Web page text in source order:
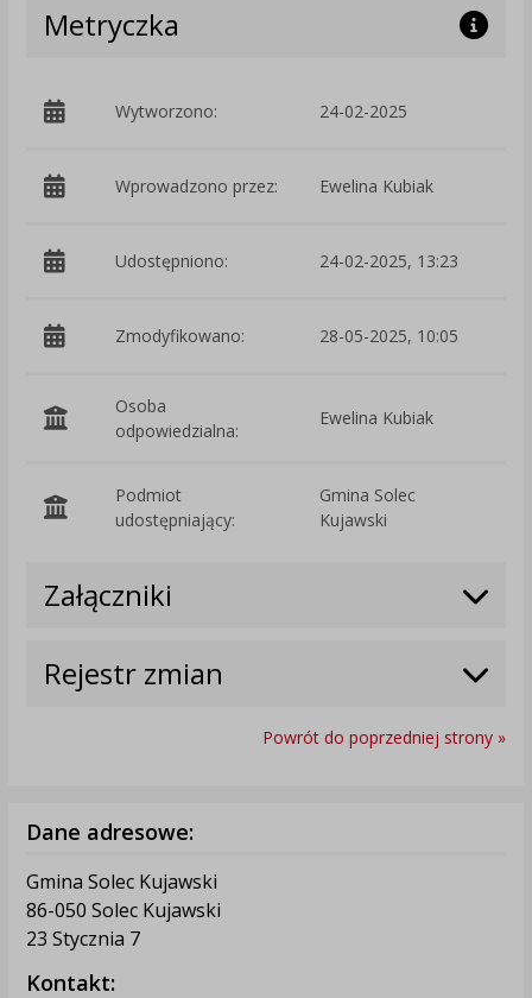
Metryczka
Wytworzono: 24-02-2025
Wprowadzono przez: Ewelina Kubiak
Udostępniono: 24-02-2025, 13:23
Zmodyfikowano: 28-05-2025, 10:05
Osoba
odpowiedzialna:
Ewelina Kubiak
Podmiot
udostępniający:
Gmina Solec
Kujawski
Załączniki
Rejestr zmian
Powrót do poprzedniej strony »
Dane adresowe:
Gmina Solec Kujawski
86-050 Solec Kujawski
23 Stycznia 7
Kontakt: